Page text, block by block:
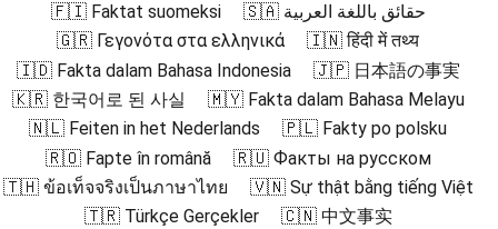
🇫🇮 Faktat suomeksi
🇸🇦 حقائق باللغة العربية
🇬🇷 Γεγονότα στα ελληνικά
🇮🇳 हिंदी में तथ्य
🇮🇩 Fakta dalam Bahasa Indonesia
🇯🇵 日本語の事実
🇰🇷 한국어로 된 사실
🇲🇾 Fakta dalam Bahasa Melayu
🇳🇱 Feiten in het Nederlands
🇵🇱 Fakty po polsku
🇷🇴 Fapte în română
🇷🇺 Факты на русском
🇹🇭 ข้อเท็จจริงเป็นภาษาไทย
🇻🇳 Sự thật bằng tiếng Việt
🇹🇷 Türkçe Gerçekler
🇨🇳 中文事实